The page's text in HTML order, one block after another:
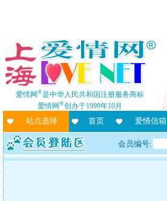
爱情网®是中华人民共和国注册服务商标
爱情网®创办于1999年10月
站点选择 首页 爱情信箱
会员编号: